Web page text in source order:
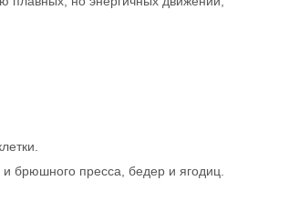
брюшного пресса, бедер и ягодиц.